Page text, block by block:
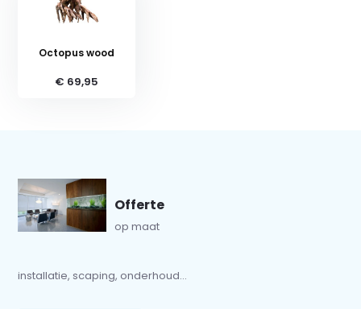
Octopus wood
€ 69,95
Offerte
op maat
installatie, scaping, onderhoud...